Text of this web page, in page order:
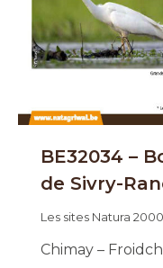
BE32034 –
de Sivry-
Les sites Natura 2000
Chimay –